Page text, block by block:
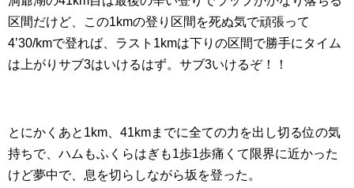
区間だけど、この1kmの登り区間を死ぬ気で頑張って
4’30/kmで登れば、ラスト1kmは下りの区間で勝手にタイム
は上がりサブ3はいけるはず。サブ3いけるぞ！！
とにかくあと1km、41kmまでに全ての力を出し切る位の気
持ちで、ハムもふくらはぎも1歩1歩痛くて限界に近かった
けど夢中で、息を切らしながら坂を登った。